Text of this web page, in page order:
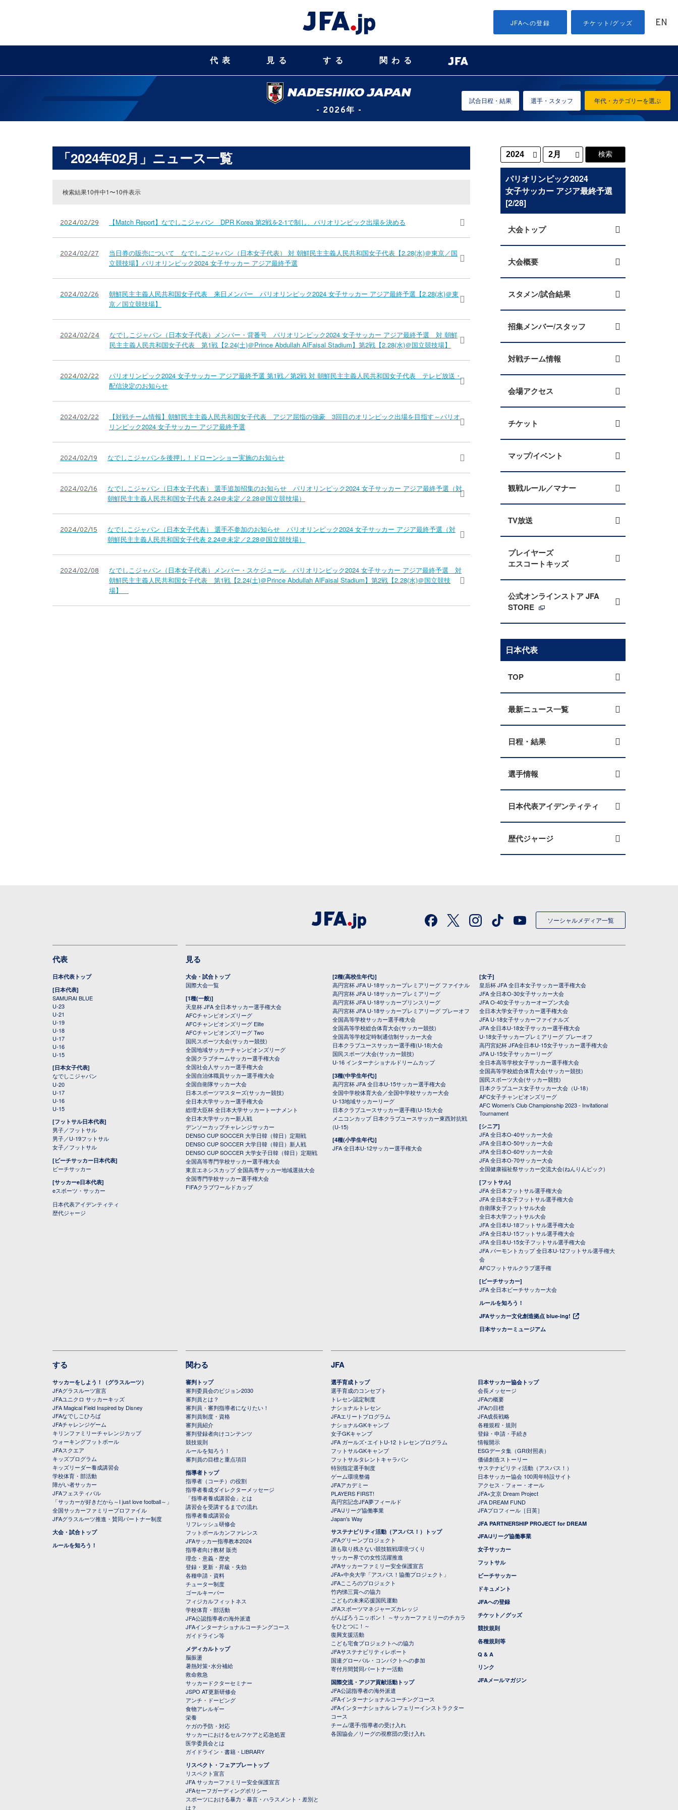
JFAへの登録 チケット/グッズ EN
代表 見る する 関わる
- 2026年 -
年代・カテゴリーを選ぶ
試合日程・結果 選手・スタッフ
「2024年02月」ニュース一覧
検索結果10件中1〜10件表示
2024/02/29 【Match Report】なでしこジャパン DPR Korea 第2戦を2-1で制し、パリオリンピック出場を決める
2024/02/27
当日券の販売について なでしこジャパン（日本女子代表） 対 朝鮮民主主義人民共和国女子代表【2.28(水)＠東京／国
立競技場】パリオリンピック2024 女子サッカー アジア最終予選
2024/02/26
朝鮮民主主義人民共和国女子代表 来日メンバー パリオリンピック2024 女子サッカー アジア最終予選【2.28(水)＠東
京／国立競技場】
2024/02/24
なでしこジャパン（日本女子代表）メンバー・背番号 パリオリンピック2024 女子サッカー アジア最終予選 対 朝鮮
民主主義人民共和国女子代表 第1戦【2.24(土)＠Prince Abdullah AlFaisal Stadium】第2戦【2.28(水)＠国立競技場】
2024/02/22
パリオリンピック2024 女子サッカー アジア最終予選 第1戦／第2戦 対 朝鮮民主主義人民共和国女子代表 テレビ放送・
配信決定のお知らせ
2024/02/22
【対戦チーム情報】朝鮮民主主義人民共和国女子代表 アジア屈指の強豪 3回目のオリンピック出場を目指す～パリオ
リンピック2024 女子サッカー アジア最終予選
2024/02/19 なでしこジャパンを後押し！ドローンショー実施のお知らせ
2024/02/16
なでしこジャパン（日本女子代表） 選手追加招集のお知らせ パリオリンピック2024 女子サッカー アジア最終予選（対
朝鮮民主主義人民共和国女子代表 2.24＠未定／2.28＠国立競技場）
2024/02/15
なでしこジャパン（日本女子代表） 選手不参加のお知らせ パリオリンピック2024 女子サッカー アジア最終予選（対
朝鮮民主主義人民共和国女子代表 2.24＠未定／2.28＠国立競技場）
2024/02/08
なでしこジャパン（日本女子代表）メンバー・スケジュール パリオリンピック2024 女子サッカー アジア最終予選 対
朝鮮民主主義人民共和国女子代表 第1戦【2.24(土)＠Prince Abdullah AlFaisal Stadium】第2戦【2.28(水)＠国立競技
場】
パリオリンピック2024
女子サッカー アジア最終予選
[2/28]
大会トップ
大会概要
スタメン/試合結果
招集メンバー/スタッフ
対戦チーム情報
会場アクセス
チケット
マップ/イベント
観戦ルール／マナー
TV放送
プレイヤーズ
エスコートキッズ
公式オンラインストア JFA
STORE
日本代表
TOP
最新ニュース一覧
日程・結果
選手情報
日本代表アイデンティティ
歴代ジャージ
ソーシャルメディア一覧
代表
日本代表トップ
[日本代表]
SAMURAI BLUE
U-23
U-21
U-19
U-18
U-17
U-16
U-15
[日本女子代表]
なでしこジャパン
U-20
U-17
U-16
U-15
[フットサル日本代表]
男子／フットサル
男子／U-19フットサル
女子／フットサル
[ビーチサッカー日本代表]
ビーチサッカー
[サッカーe日本代表]
eスポーツ・サッカー
日本代表アイデンティティ
歴代ジャージ
見る
大会・試合トップ
国際大会一覧
[1種(一般)]
天皇杯 JFA 全日本サッカー選手権大会
AFCチャンピオンズリーグ
AFCチャンピオンズリーグ Elite
AFCチャンピオンズリーグ Two
国民スポーツ大会(サッカー競技)
全国地域サッカーチャンピオンズリーグ
全国クラブチームサッカー選手権大会
全国社会人サッカー選手権大会
全国自治体職員サッカー選手権大会
全国自衛隊サッカー大会
日本スポーツマスターズ(サッカー競技)
全日本大学サッカー選手権大会
総理大臣杯 全日本大学サッカートーナメント
全日本大学サッカー新人戦
デンソーカップチャレンジサッカー
DENSO CUP SOCCER 大学日韓（韓日）定期戦
DENSO CUP SOCCER 大学日韓（韓日）新人戦
DENSO CUP SOCCER 大学女子日韓（韓日）定期戦
全国高等専門学校サッカー選手権大会
東京エネシスカップ 全国高専サッカー地域選抜大会
全国専門学校サッカー選手権大会
FIFAクラブワールドカップ
[2種(高校生年代)]
高円宮杯 JFA U-18サッカープレミアリーグ ファイナル
高円宮杯 JFA U-18サッカープレミアリーグ
高円宮杯 JFA U-18サッカープリンスリーグ
高円宮杯 JFA U-18サッカープレミアリーグ プレーオフ
全国高等学校サッカー選手権大会
全国高等学校総合体育大会(サッカー競技)
全国高等学校定時制通信制サッカー大会
日本クラブユースサッカー選手権(U-18)大会
国民スポーツ大会(サッカー競技)
U-16 インターナショナルドリームカップ
[3種(中学生年代)]
高円宮杯 JFA 全日本U-15サッカー選手権大会
全国中学校体育大会／全国中学校サッカー大会
U-13地域サッカーリーグ
日本クラブユースサッカー選手権(U-15)大会
メニコンカップ 日本クラブユースサッカー東西対抗戦
(U-15)
[4種(小学生年代)]
JFA 全日本U-12サッカー選手権大会
[女子]
皇后杯 JFA 全日本女子サッカー選手権大会
JFA 全日本O-30女子サッカー大会
JFA O-40女子サッカーオープン大会
全日本大学女子サッカー選手権大会
JFA U-18女子サッカーファイナルズ
JFA 全日本U-18女子サッカー選手権大会
U-18女子サッカープレミアリーグ プレーオフ
高円宮妃杯 JFA全日本U-15女子サッカー選手権大会
JFA U-15女子サッカーリーグ
全日本高等学校女子サッカー選手権大会
全国高等学校総合体育大会(サッカー競技)
国民スポーツ大会(サッカー競技)
日本クラブユース女子サッカー大会（U-18）
AFC女子チャンピオンズリーグ
AFC Women's Club Championship 2023 - Invitational
Tournament
[シニア]
JFA 全日本O-40サッカー大会
JFA 全日本O-50サッカー大会
JFA 全日本O-60サッカー大会
JFA 全日本O-70サッカー大会
全国健康福祉祭サッカー交流大会(ねんりんピック)
[フットサル]
JFA 全日本フットサル選手権大会
JFA 全日本女子フットサル選手権大会
自衛隊女子フットサル大会
全日本大学フットサル大会
JFA 全日本U-18フットサル選手権大会
JFA 全日本U-15フットサル選手権大会
JFA 全日本U-15女子フットサル選手権大会
JFA バーモントカップ 全日本U-12フットサル選手権大
会
AFCフットサルクラブ選手権
[ビーチサッカー]
JFA 全日本ビーチサッカー大会
ルールを知ろう！
JFAサッカー文化創造拠点 blue-ing!
日本サッカーミュージアム
する
サッカーをしよう！（グラスルーツ）
JFAグラスルーツ宣言
JFAユニクロ サッカーキッズ
JFA Magical Field Inspired by Disney
JFAなでしこひろば
JFAチャレンジゲーム
キリンファミリーチャレンジカップ
ウォーキングフットボール
JFAスクエア
キッズプログラム
キッズリーダー養成講習会
学校体育・部活動
障がい者サッカー
JFAフェスティバル
「サッカーが好きだから～I just love football～」
全国サッカーファミリープロファイル
JFAグラスルーツ推進・賛同パートナー制度
大会・試合トップ
ルールを知ろう！
関わる
審判トップ
審判委員会のビジョン2030
審判員とは？
審判員・審判指導者になりたい！
審判員制度・資格
審判員紹介
審判登録者向けコンテンツ
競技規則
ルールを知ろう！
審判員の目標と重点項目
指導者トップ
指導者（コーチ）の役割
指導者養成ダイレクターメッセージ
「指導者養成講習会」とは
講習会を受講するまでの流れ
指導者養成講習会
リフレッシュ研修会
フットボールカンファレンス
JFAサッカー指導教本2024
指導者向け教材 販売
理念・意義・歴史
登録・更新・昇級・失効
各種申請・資料
チューター制度
ゴールキーパー
フィジカルフィットネス
学校体育・部活動
JFA公認指導者の海外派遣
JFAインターナショナルコーチングコース
ガイドライン等
メディカルトップ
脳振盪
暑熱対策･水分補給
救命救急
サッカードクターセミナー
JSPO AT更新研修会
アンチ・ドーピング
食物アレルギー
栄養
ケガの予防・対応
サッカーにおけるセルフケアと応急処置
医学委員会とは
ガイドライン・書籍・LIBRARY
リスペクト・フェアプレートップ
リスペクト宣言
JFA サッカーファミリー安全保護宣言
JFAセーフガーディングポリシー
スポーツにおける暴力・暴言・ハラスメント・差別と
は？
JFA
選手育成トップ
選手育成のコンセプト
トレセン認定制度
ナショナルトレセン
JFAエリートプログラム
ナショナルGKキャンプ
女子GKキャンプ
JFA ガールズ･エイトU-12 トレセンプログラム
フットサルGKキャンプ
フットサルタレントキャラバン
特別指定選手制度
ゲーム環境整備
JFAアカデミー
PLAYERS FIRST!
高円宮記念JFA夢フィールド
JFA/Jリーグ協働事業
Japan's Way
サステナビリティ活動（アスパス！）トップ
JFAグリーンプロジェクト
誰も取り残さない競技観戦環境づくり
サッカー界での女性活躍推進
JFAサッカーファミリー安全保護宣言
JFA×中央大学「アスパス！協働プロジェクト」
JFAこころのプロジェクト
竹内悌三賞への協力
こどもの未来応援国民運動
JFAスポーツマネジャーズカレッジ
がんばろうニッポン！ ～サッカーファミリーのチカラ
をひとつに！～
復興支援活動
こども宅食プロジェクトへの協力
JFAサステナビリティレポート
国連グローバル・コンパクトへの参加
寄付月間賛同パートナー活動
国際交流・アジア貢献活動トップ
JFA公認指導者の海外派遣
JFAインターナショナルコーチングコース
JFAインターナショナル レフェリーインストラクター
コース
チーム/選手/指導者の受け入れ
各国協会／リーグの視察団の受け入れ
日本サッカー協会トップ
会長メッセージ
JFAの概要
JFAの目標
JFA成長戦略
各種規程・規則
登録・申請・手続き
情報開示
ESGデータ集（GRI対照表）
価値創造ストーリー
サステナビリティ活動（アスパス！）
日本サッカー協会 100周年特設サイト
アクセス・フォー・オール
JFA×文京 Dream Project
JFA DREAM FUND
JFAプロフィール［日英］
JFA PARTNERSHIP PROJECT for DREAM
JFA/Jリーグ協働事業
女子サッカー
フットサル
ビーチサッカー
ドキュメント
JFAへの登録
チケット／グッズ
競技規則
各種規則等
Q & A
リンク
JFAメールマガジン